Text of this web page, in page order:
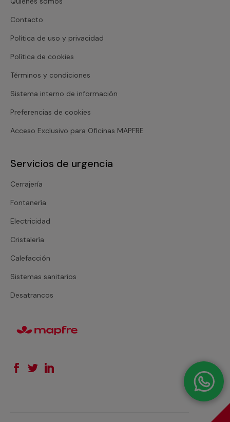
Contacto
Política de uso y privacidad
Política de cookies
Términos y condiciones
Sistema interno de información
Preferencias de cookies
Acceso Exclusivo para Oficinas MAPFRE
Servicios de urgencia
Cerrajería
Fontanería
Electricidad
Cristalería
Calefacción
Sistemas sanitarios
Desatrancos